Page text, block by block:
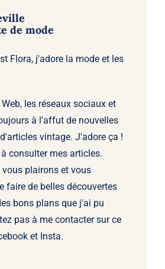
de mode
Flora, j'adore la mode et les
les réseaux sociaux et
à l'affut de nouvelles
vintage. J'adore ça !
consulter mes articles.
plairons et vous
faire de belles découvertes
bons plans que j'ai pu
pas à me contacter sur ce
et Insta.